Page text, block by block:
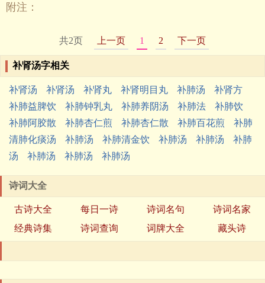
附注：
共2页 上一页 1 2 下一页
补肾汤字相关
补肾汤 补肾汤 补肾丸 补肾明目丸 补肺汤
补肾方
补肺益脾饮
补肺钟乳丸 补肺养阴汤 补肺法
补肺饮
补肺阿胶散
补肺杏仁煎 补肺杏仁散 补肺百花煎
补肺
清肺化痰汤
补肺汤 补肺清金饮 补肺汤 补肺汤
补肺
汤
补肺汤 补肺汤 补肺汤
诗词大全
古诗大全 每日一诗 诗词名句
诗词名家
经典诗集
诗词查询 词牌大全 藏头诗